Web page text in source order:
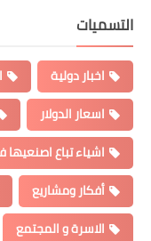
التسميات
اخبار دولية
اسعار الدولار
اشياء تباع
أفكار ومشاريع
الاسرة و المجتمع